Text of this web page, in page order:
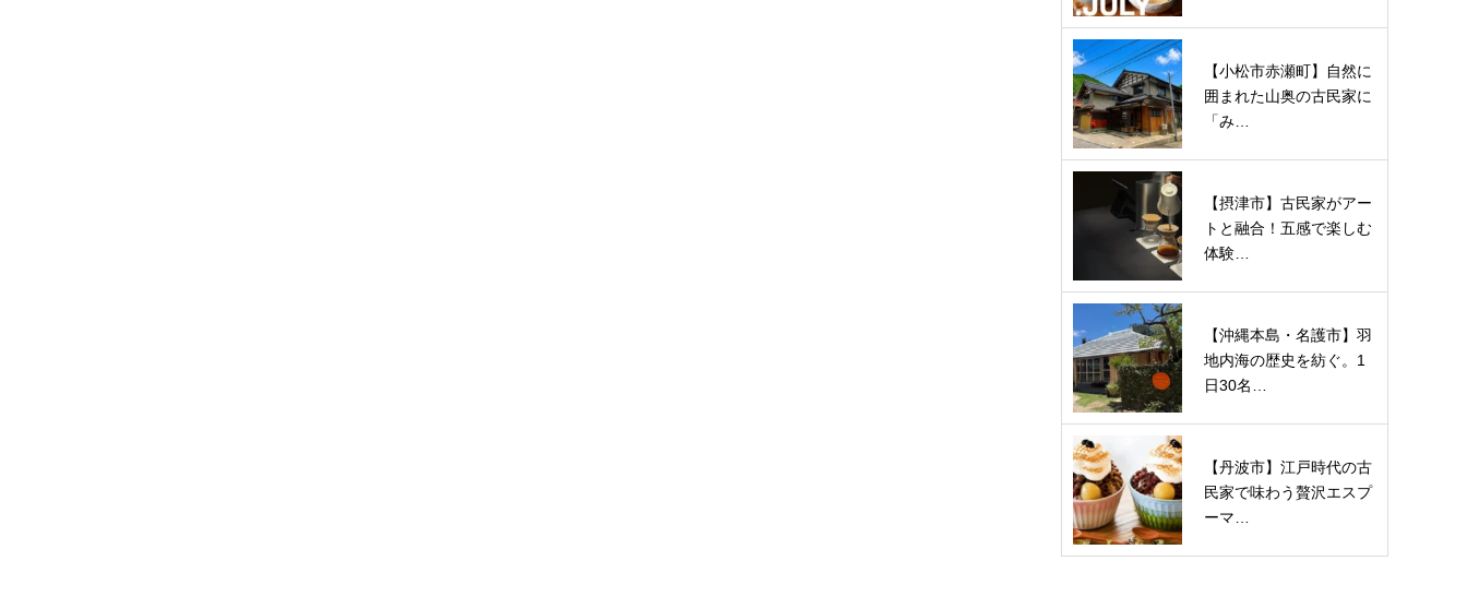
【小松市赤瀬町】自然に
囲まれた山奥の古民家に
「み…
【摂津市】古民家がアー
トと融合！五感で楽しむ
体験…
【沖縄本島・名護市】羽
地内海の歴史を紡ぐ。1
日30名…
【丹波市】江戸時代の古
民家で味わう贅沢エスプ
ーマ…